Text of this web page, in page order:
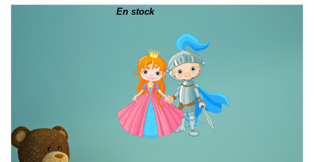
En stock